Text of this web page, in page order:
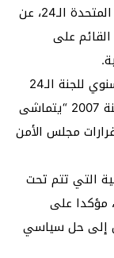
أعربت أنتيغوا وبربودا، أمام أعضاء لجنة الأمم المتحدة الـ24، عن
على
وأكد ممثل أنتيغوا وبربودا، خلال الاجتماع السنوي للجنة الـ24
بنيويورك، أن المخطط الذي قدمه المغرب سنة 2007 “يتماشى
مجلس الأمن
التي تتم تحت
مؤكدا على
إلى حل سياسي